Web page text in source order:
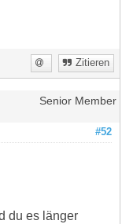
Zitieren
Senior Member
#52
du es länger